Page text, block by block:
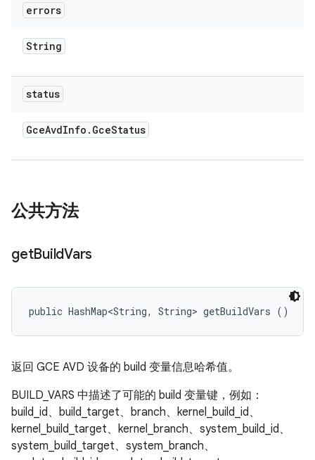
errors
String
status
GceAvdInfo . GceStatus
公共方法
getBuildVars
public HashMap<String, String> getBuildVars ()
返回 GCE AVD 设备的 build 变量信息哈希值。
BUILD_VARS 中描述了可能的 build 变量键，例如：
build_id、build_target、branch、kernel_build_id、
kernel_build_target、kernel_branch、system_build_id、
system_build_target、system_branch、